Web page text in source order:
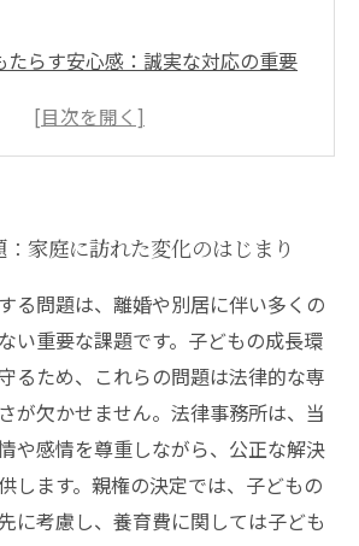
たらす安心感：誠実な対応の重要
の問題を乗り越えるための具体的
題における法律支援の基礎知識
教える、親権・養育費問題に直面
家庭に訪れた変化のはじまり
る問題は、離婚や別居に伴い多くの
い重要な課題です。子どもの成長環
るため、これらの問題は法律的な専
が欠かせません。法律事務所は、当
や感情を尊重しながら、公正な解決
します。親権の決定では、子どもの
に考慮し、養育費に関しては子ども